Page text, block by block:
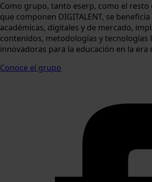
Como grupo, tanto eserp, como el
que componen DIGITALENT, se
académicas, digitales y de mercado,
contenidos, metodologías y tecnologías
innovadoras para la educación en la era
Conoce el grupo